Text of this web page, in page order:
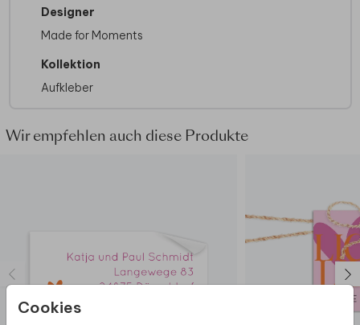
Cookies
Designer
Made for Moments
Kollektion
Aufkleber
Wir empfehlen auch diese Produkte